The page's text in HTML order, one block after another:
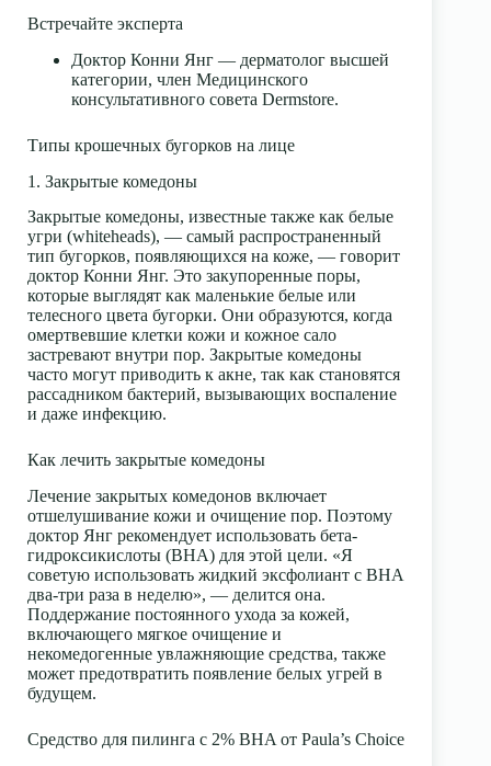
Встречайте эксперта
Доктор Конни Янг — дерматолог высшей
категории, член Медицинского
консультативного совета Dermstore.
Типы крошечных бугорков на лице
1. Закрытые комедоны
Закрытые комедоны, известные также как белые
угри (whiteheads), — самый распространенный
тип бугорков, появляющихся на коже, — говорит
доктор Конни Янг. Это закупоренные поры,
которые выглядят как маленькие белые или
телесного цвета бугорки. Они образуются, когда
омертвевшие клетки кожи и кожное сало
застревают внутри пор. Закрытые комедоны
часто могут приводить к акне, так как становятся
рассадником бактерий, вызывающих воспаление
и даже инфекцию.
Как лечить закрытые комедоны
Лечение закрытых комедонов включает
отшелушивание кожи и очищение пор. Поэтому
доктор Янг рекомендует использовать бета-
гидроксикислоты (BHA) для этой цели. «Я
советую использовать жидкий эксфолиант с BHA
два-три раза в неделю», — делится она.
Поддержание постоянного ухода за кожей,
включающего мягкое очищение и
некомедогенные увлажняющие средства, также
может предотвратить появление белых угрей в
будущем.
Средство для пилинга с 2% BHA от Paula’s Choice